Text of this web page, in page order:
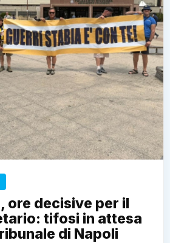
ore decisive per il
tifosi in attesa
di Napoli